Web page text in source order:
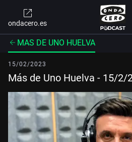
ondacero.es
MAS DE UNO HUELVA
15/02/2023
Más de Uno Huelva - 15/2/